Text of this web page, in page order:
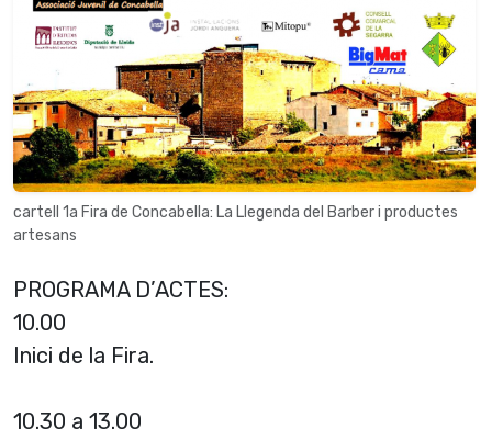
cartell 1a Fira de Concabella: La Llegenda del Barber i productes
artesans
PROGRAMA D’ACTES:
10.00
Inici de la Fira.
10.30 a 13.00